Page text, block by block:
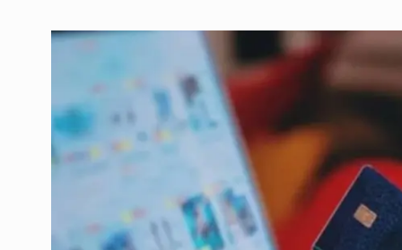
6
contaminados com…
DESTAQUE
7
Réveillon no Rio de
terá…
CENTRO Outubro 17,
8
Dia de São Judas
Programação…